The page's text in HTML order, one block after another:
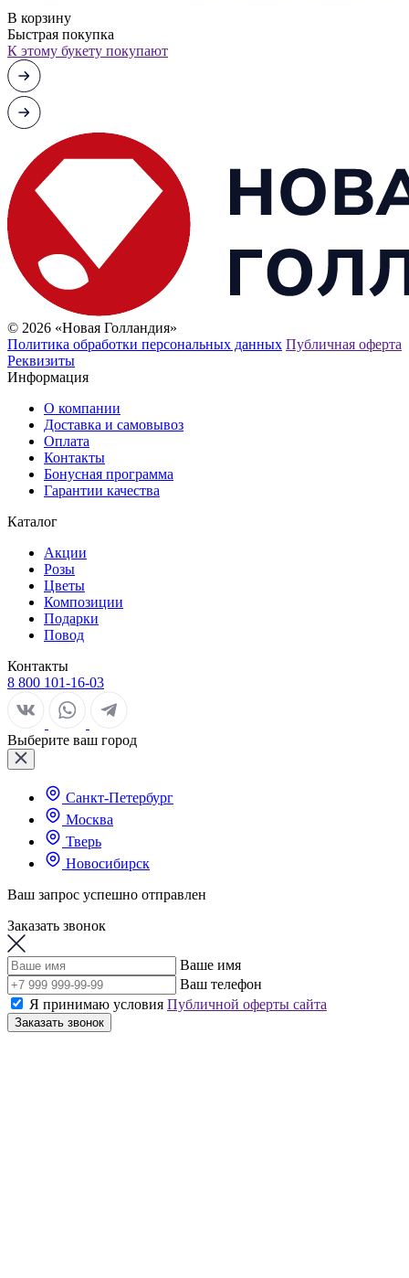
В корзину
Быстрая покупка
К этому букету покупают
© 2026 «Новая Голландия»
Политика обработки персональных данных Публичная оферта
Реквизиты
Информация
О компании
Доставка и самовывоз
Оплата
Контакты
Бонусная программа
Гарантии качества
Каталог
Акции
Розы
Цветы
Композиции
Подарки
Повод
Контакты
8 800 101-16-03
Выберите ваш город
Санкт-Петербург
Москва
Тверь
Новосибирск
Ваш запрос успешно отправлен
Заказать звонок
Ваше имя
Ваш телефон
Я принимаю условия Публичной оферты сайта
Заказать звонок